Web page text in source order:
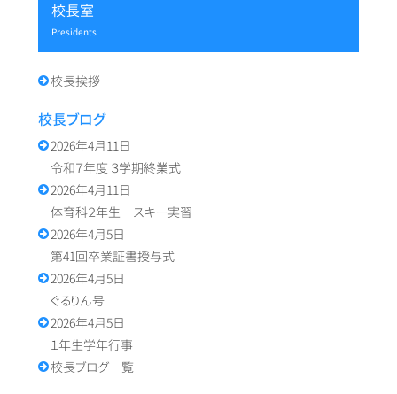
校長室
presidents
校長挨拶
校長ブログ
2026年4月11日
令和７年度 ３学期終業式
2026年4月11日
体育科２年生 スキー実習
2026年4月5日
第41回卒業証書授与式
2026年4月5日
ぐるりん号
2026年4月5日
１年生学年行事
校長ブログ一覧